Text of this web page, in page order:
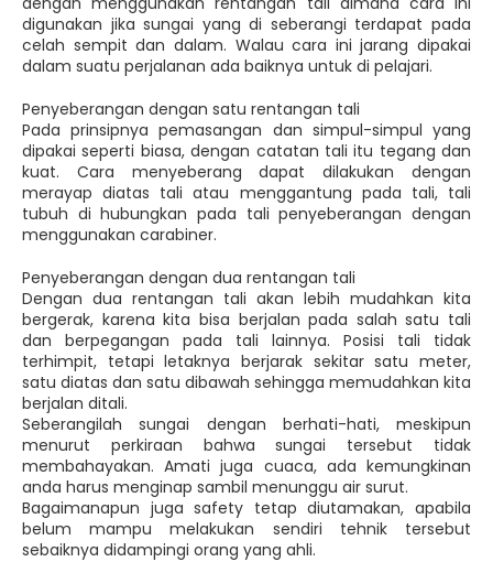
digunakan jika sungai yang di seberangi terdapat pada
celah sempit dan dalam. Walau cara ini jarang dipakai
dalam suatu perjalanan ada baiknya untuk di pelajari.
Penyeberangan dengan satu rentangan tali
Pada prinsipnya pemasangan dan simpul-simpul yang
dipakai seperti biasa, dengan catatan tali itu tegang dan
kuat. Cara menyeberang dapat dilakukan dengan
merayap diatas tali atau menggantung pada tali, tali
tubuh di hubungkan pada tali penyeberangan dengan
menggunakan carabiner.
Penyeberangan dengan dua rentangan tali
Dengan dua rentangan tali akan lebih mudahkan kita
bergerak, karena kita bisa berjalan pada salah satu tali
dan berpegangan pada tali lainnya. Posisi tali tidak
terhimpit, tetapi letaknya berjarak sekitar satu meter,
satu diatas dan satu dibawah sehingga memudahkan kita
berjalan ditali.
Seberangilah sungai dengan berhati-hati, meskipun
menurut perkiraan bahwa sungai tersebut tidak
membahayakan. Amati juga cuaca, ada kemungkinan
anda harus menginap sambil menunggu air surut.
Bagaimanapun juga safety tetap diutamakan, apabila
belum mampu melakukan sendiri tehnik tersebut
sebaiknya didampingi orang yang ahli.